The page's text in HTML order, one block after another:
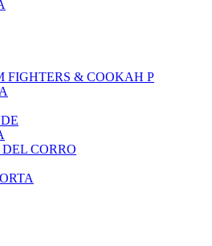
FIGHTERS & COOKAH P
CORRO